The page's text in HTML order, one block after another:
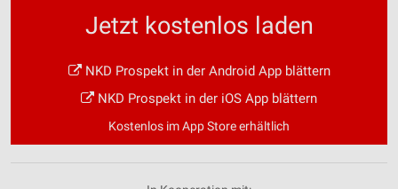
Jetzt kostenlos laden
NKD Prospekt in der Android App blättern
NKD Prospekt in der iOS App blättern
Kostenlos im App Store erhältlich